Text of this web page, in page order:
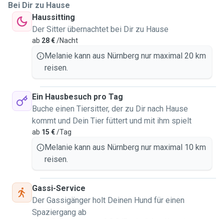
Bei Dir zu Hause
Haussitting
Der Sitter übernachtet bei Dir zu Hause
ab 28 €/Nacht
Melanie kann aus Nürnberg nur maximal 20 km
reisen.
Ein Hausbesuch pro Tag
Buche einen Tiersitter, der zu Dir nach Hause
kommt und Dein Tier füttert und mit ihm spielt
ab 15 €/Tag
Melanie kann aus Nürnberg nur maximal 10 km
reisen.
Gassi-Service
Der Gassigänger holt Deinen Hund für einen
Spaziergang ab